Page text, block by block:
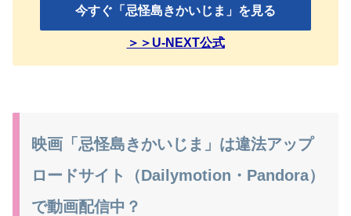
今すぐ「忌怪島きかいじま」を見る
＞＞U-NEXT公式
映画「忌怪島きかいじま」は違法アップ
ロードサイト（Dailymotion・Pandora）
で動画配信中？